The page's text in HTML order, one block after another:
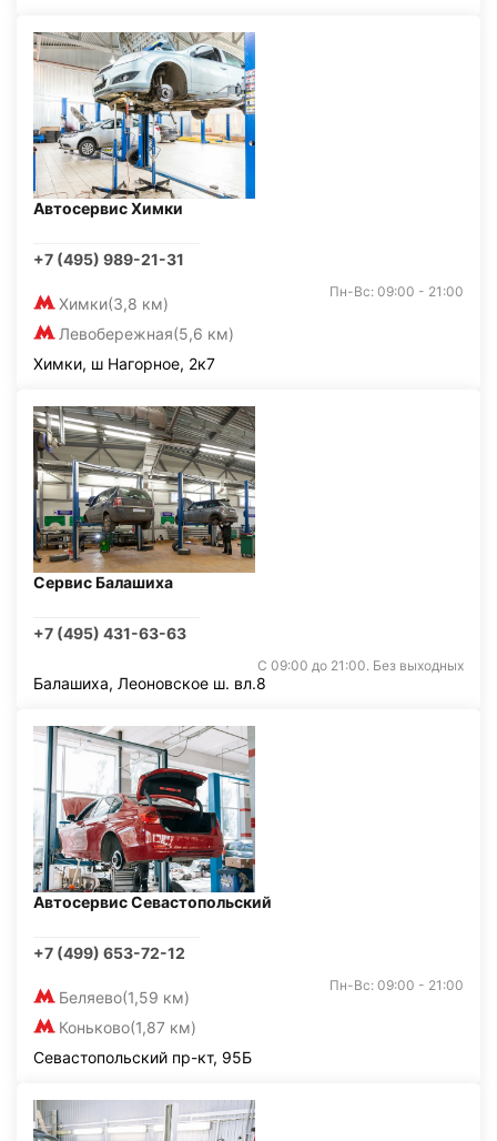
Автосервис Химки
+7 (495) 989-21-31
Химки(3,8 км)
Левобережная(5,6 км)
Пн-Вс: 09:00 - 21:00
Химки, ш Нагорное, 2к7
Сервис Балашиха
+7 (495) 431-63-63
С 09:00 до 21:00. Без выходных
Балашиха, Леоновское ш. вл.8
Автосервис Севастопольский
+7 (499) 653-72-12
Беляево(1,59 км)
Коньково(1,87 км)
Пн-Вс: 09:00 - 21:00
Севастопольский пр-кт, 95Б